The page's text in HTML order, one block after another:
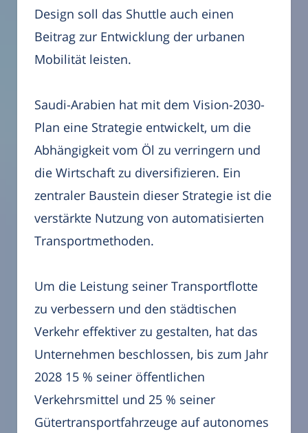
Design soll das Shuttle auch einen
Beitrag zur Entwicklung der urbanen
Mobilität leisten.
Saudi-Arabien hat mit dem Vision-2030-
Plan eine Strategie entwickelt, um die
Abhängigkeit vom Öl zu verringern und
die Wirtschaft zu diversifizieren. Ein
zentraler Baustein dieser Strategie ist die
verstärkte Nutzung von automatisierten
Transportmethoden.
Um die Leistung seiner Transportflotte
zu verbessern und den städtischen
Verkehr effektiver zu gestalten, hat das
Unternehmen beschlossen, bis zum Jahr
2028 15 % seiner öffentlichen
Verkehrsmittel und 25 % seiner
Gütertransportfahrzeuge auf autonomes